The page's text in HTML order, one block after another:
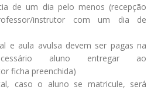
de um dia pelo menos (recepção
instrutor com um dia de
e aula avulsa devem ser pagas na
aluno entregar ao
ficha preenchida)
caso o aluno se matricule, será